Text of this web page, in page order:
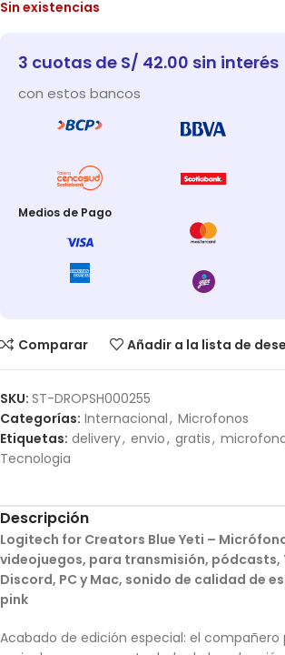
Sin existencias
3 cuotas de S/ 42.00 sin interés
con estos bancos
Medios de Pago
Comparar Añadir a la lista de
SKU: ST-DROPSH000255
Categorías: Internacional, Microfonos
Etiquetas: delivery, envio, gratis,
Tecnologia
Descripción
Logitech for Creators Blue Yeti –
videojuegos, para transmisión, pódcasts,
Discord, PC y Mac, sonido de calidad de
pink
Acabado de edición especial: el